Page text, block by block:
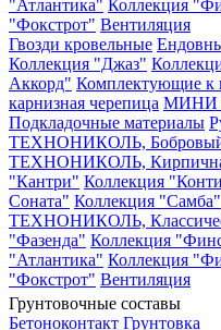
"Атлантика" Коллекция
"Фокстрот" Вентиляция
Гвозди кровельные
Коллекция "Джаз"
Аккорд" Комплектующие к
карнизная черепица МИНИ
Подкладочные материалы
ТЕХНОНИКОЛЬ, Бобровый
ТЕХНОНИКОЛЬ,
"Кантри" Коллекция
Соната" Коллекция "Самба"
ТЕХНОНИКОЛЬ,
"Фазенда" Коллекция
"Атлантика" Коллекция
"Фокстрот" Вентиляция
Грунтовочные составы
Бетоноконтакт Грунтовка